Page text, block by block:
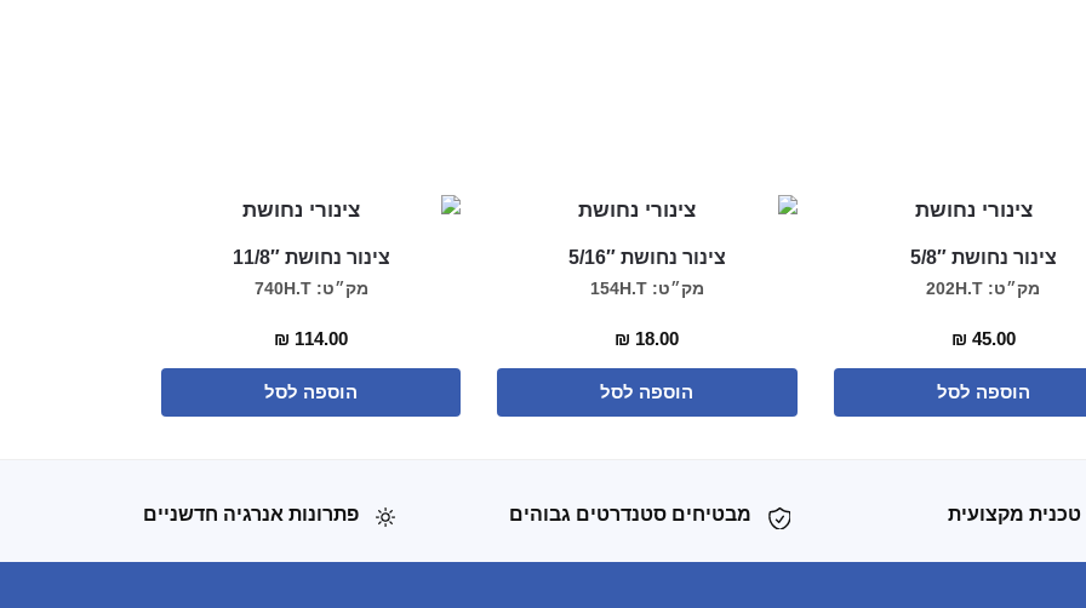
צינור נחושת 5/8″
מק״ט: 202H.T
₪ 45.00
הוספה לסל
צינור נחושת 5/16″
מק״ט: 154H.T
₪ 18.00
הוספה לסל
צינור נחושת 11/8″
מק״ט: 740H.T
₪ 114.00
הוספה לסל
מקצועית מבטיחים סטנדרטים גבוהים פתרונות אנרגיה חדשניים